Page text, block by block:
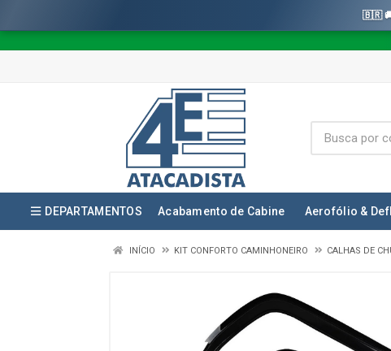
🇧🇷
DEPARTAMENTOS Acabamento de Cabine Aerofólio &
INÍCIO KIT CONFORTO CAMINHONEIRO CALHAS DE